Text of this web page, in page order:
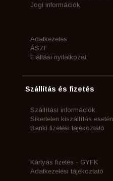
Jogi információk
Adatkezelés
ÁSZF
Elállási nyilatkozat
Szállítás és fizetés
Szállítási információk
Sikertelen kiszállítás esetén
Banki fizetési tájékoztató
Kártyás fizetés - GYFK
Adatkezelési tájékoztató